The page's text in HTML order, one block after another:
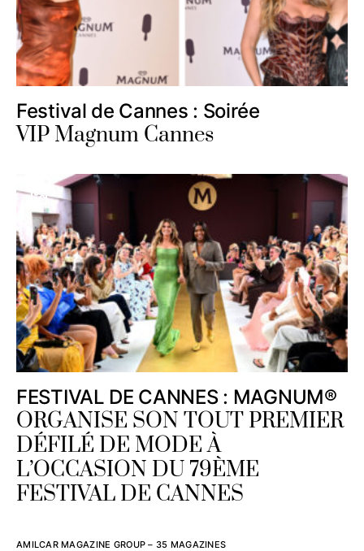
Festival de Cannes : Soirée
VIP Magnum Cannes
FESTIVAL DE CANNES : MAGNUM®
ORGANISE SON TOUT PREMIER
DÉFILÉ DE MODE À
L’OCCASION DU 79ÈME
FESTIVAL DE CANNES
AMILCAR MAGAZINE GROUP – 35 MAGAZINES